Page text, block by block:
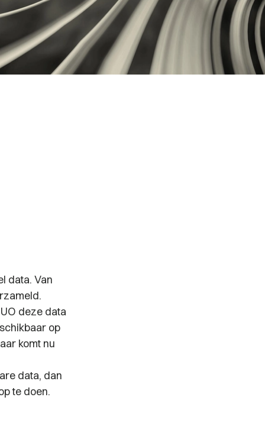
data. Van
deze data
op
komt nu
data, dan
te doen.